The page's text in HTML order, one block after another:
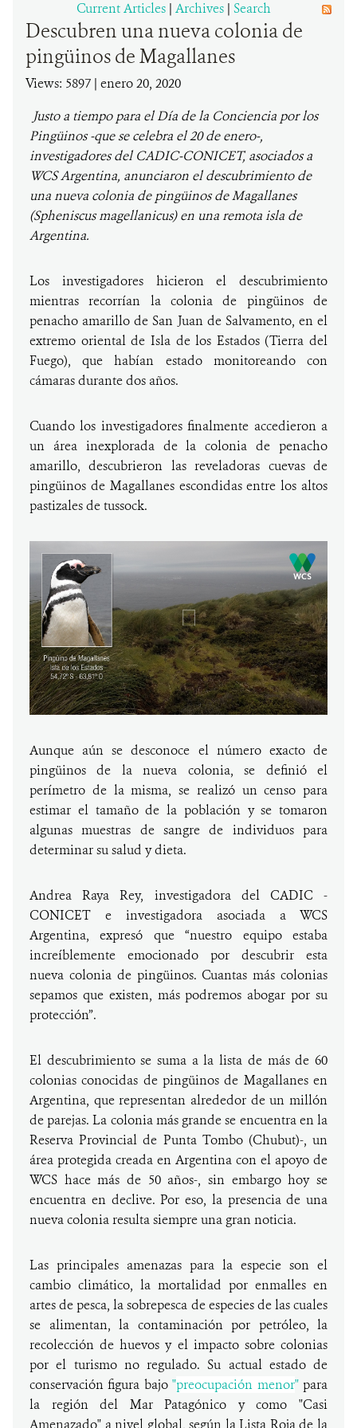
Current Articles | Archives | Search
Descubren una nueva colonia de
pingüinos de Magallanes
Views: 5897 | enero 20, 2020
Justo a tiempo para el Día de la Conciencia por los
Pingüinos -que se celebra el 20 de enero-,
investigadores del CADIC-CONICET, asociados a
WCS Argentina, anunciaron el descubrimiento de
una nueva colonia de pingüinos de Magallanes
(Spheniscus magellanicus) en una remota isla de
Argentina.
Los investigadores hicieron el descubrimiento
mientras recorrían la colonia de pingüinos de
penacho amarillo de San Juan de Salvamento, en el
extremo oriental de Isla de los Estados (Tierra del
Fuego), que habían estado monitoreando con
cámaras durante dos años.
Cuando los investigadores finalmente accedieron a
un área inexplorada de la colonia de penacho
amarillo, descubrieron las reveladoras cuevas de
pingüinos de Magallanes escondidas entre los altos
pastizales de tussock.
Aunque aún se desconoce el número exacto de
pingüinos de la nueva colonia, se definió el
perímetro de la misma, se realizó un censo para
estimar el tamaño de la población y se tomaron
algunas muestras de sangre de individuos para
determinar su salud y dieta.
Andrea Raya Rey, investigadora del CADIC -
CONICET e investigadora asociada a WCS
Argentina, expresó que “nuestro equipo estaba
increíblemente emocionado por descubrir esta
nueva colonia de pingüinos. Cuantas más colonias
sepamos que existen, más podremos abogar por su
protección”.
El descubrimiento se suma a la lista de más de 60
colonias conocidas de pingüinos de Magallanes en
Argentina, que representan alrededor de un millón
de parejas. La colonia más grande se encuentra en la
Reserva Provincial de Punta Tombo (Chubut)-, un
área protegida creada en Argentina con el apoyo de
WCS hace más de 50 años-, sin embargo hoy se
encuentra en declive. Por eso, la presencia de una
nueva colonia resulta siempre una gran noticia.
Las principales amenazas para la especie son el
cambio climático, la mortalidad por enmalles en
artes de pesca, la sobrepesca de especies de las cuales
se alimentan, la contaminación por petróleo, la
recolección de huevos y el impacto sobre colonias
por el turismo no regulado. Su actual estado de
conservación figura bajo"preocupación menor" para
la región del Mar Patagónico y como "Casi
Amenazado" a nivel global, según la Lista Roja de la